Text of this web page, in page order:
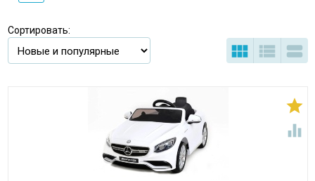
Сортировать:
  

